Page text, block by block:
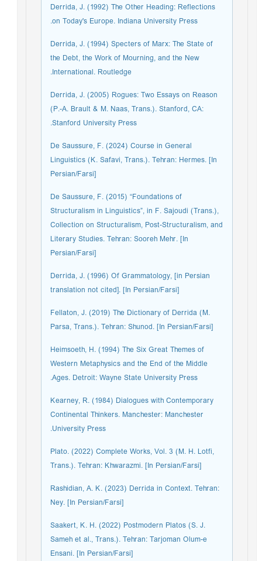
Derrida, J. (1992) The Other Heading: Reflections
on Today's Europe. Indiana University Press.
Derrida, J. (1994) Specters of Marx: The State of
the Debt, the Work of Mourning, and the New
International. Routledge.
Derrida, J. (2005) Rogues: Two Essays on Reason
(P.-A. Brault & M. Naas, Trans.). Stanford, CA:
Stanford University Press.
De Saussure, F. (2024) Course in General
Linguistics (K. Safavi, Trans.). Tehran: Hermes. [In
Persian/Farsi]
De Saussure, F. (2015) “Foundations of
Structuralism in Linguistics”, in F. Sajoudi (Trans.),
Collection on Structuralism, Post-Structuralism, and
Literary Studies. Tehran: Sooreh Mehr. [In
Persian/Farsi]
Derrida, J. (1996) Of Grammatology, [in Persian
translation not cited]. [In Persian/Farsi]
Fellaton, J. (2019) The Dictionary of Derrida (M.
Parsa, Trans.). Tehran: Shunod. [In Persian/Farsi]
Heimsoeth, H. (1994) The Six Great Themes of
Western Metaphysics and the End of the Middle
Ages. Detroit: Wayne State University Press.
Kearney, R. (1984) Dialogues with Contemporary
Continental Thinkers. Manchester: Manchester
University Press.
Plato. (2022) Complete Works, Vol. 3 (M. H. Lotfi,
Trans.). Tehran: Khwarazmi. [In Persian/Farsi]
Rashidian, A. K. (2023) Derrida in Context. Tehran:
Ney. [In Persian/Farsi]
Saakert, K. H. (2022) Postmodern Platos (S. J.
Sameh et al., Trans.). Tehran: Tarjoman Olum-e
Ensani. [In Persian/Farsi]